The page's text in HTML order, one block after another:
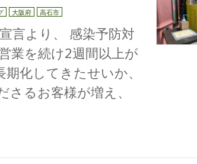
大阪府 高石市
言より、 感染予防対
業を続け2週間以上が
化してきたせいか、
るお客様が増え、